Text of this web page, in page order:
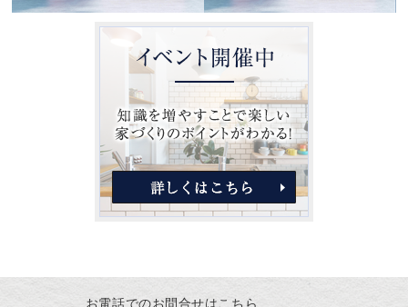
お電話でのお問合せはこちら